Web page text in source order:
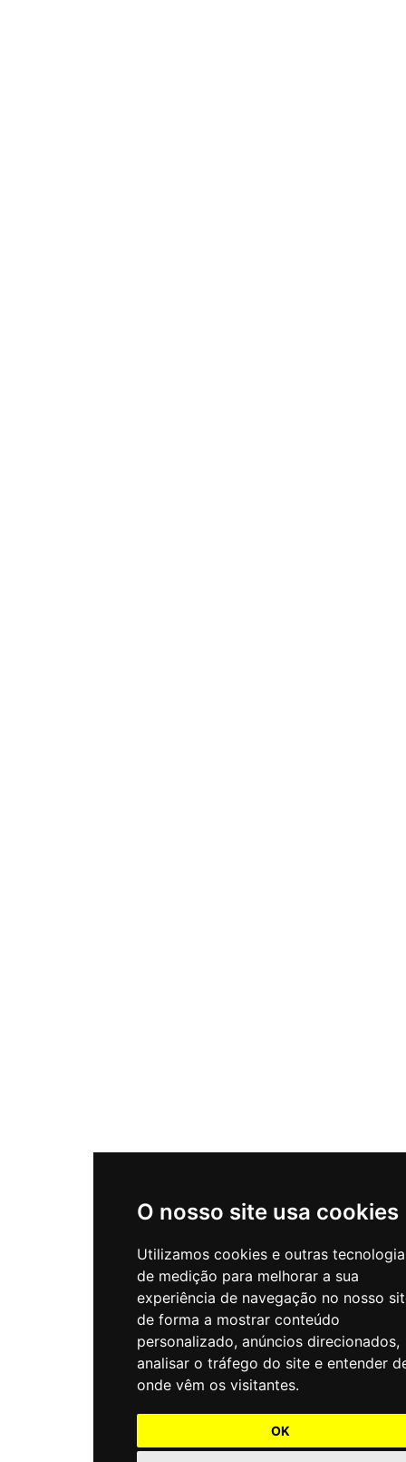
O nosso site usa cookies
Utilizamos cookies e outras
de medição para melhorar a sua
experiência de navegação no nosso
de forma a mostrar conteúdo
personalizado, anúncios direcionados,
analisar o tráfego do site e entender
onde vêm os visitantes.
OK